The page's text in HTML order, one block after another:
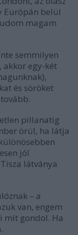
Európán belül
magam
semmilyen
akkor egy-két
és söröket
pillanatig
örül, ha látja
jól
látványa
– a
van, engem
mit gondol. Ha